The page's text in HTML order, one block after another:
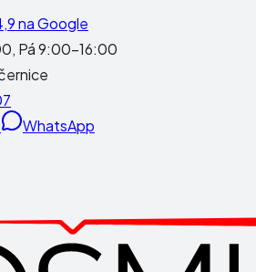
na Google
Pá 9:00-16:00
WhatsApp